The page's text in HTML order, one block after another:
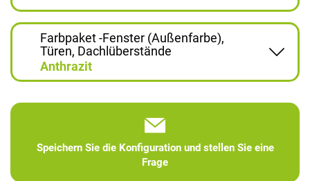
Farbpaket -Fenster (Außenfarbe),
Türen, Dachlüberstände
Anthrazit
Speichern Sie die Konfiguration und stellen Sie eine
Frage